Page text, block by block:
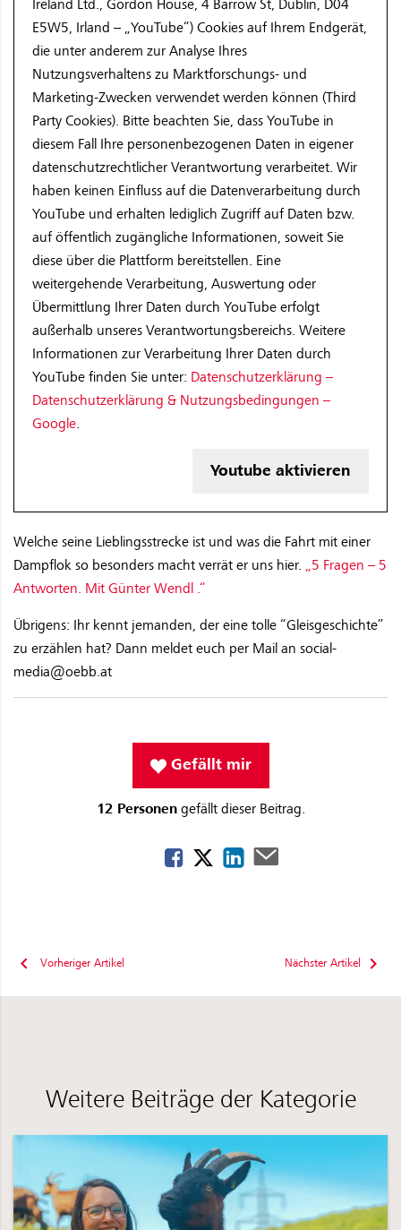
Ireland Ltd., Gordon House, 4 Barrow St, Dublin, D04
E5W5, Irland – „YouTube“) Cookies auf Ihrem Endgerät,
die unter anderem zur Analyse Ihres
Nutzungsverhaltens zu Marktforschungs- und
Marketing-Zwecken verwendet werden können (Third
Party Cookies). Bitte beachten Sie, dass YouTube in
diesem Fall Ihre personenbezogenen Daten in eigener
datenschutzrechtlicher Verantwortung verarbeitet. Wir
haben keinen Einfluss auf die Datenverarbeitung durch
YouTube und erhalten lediglich Zugriff auf Daten bzw.
auf öffentlich zugängliche Informationen, soweit Sie
diese über die Plattform bereitstellen. Eine
weitergehende Verarbeitung, Auswertung oder
Übermittlung Ihrer Daten durch YouTube erfolgt
außerhalb unseres Verantwortungsbereichs. Weitere
Informationen zur Verarbeitung Ihrer Daten durch
YouTube finden Sie unter: Datenschutzerklärung –
Datenschutzerklärung & Nutzungsbedingungen –
Google.
Youtube aktivieren
Welche seine Lieblingsstrecke ist und was die Fahrt mit einer
Dampflok so besonders macht verrät er uns hier. „5 Fragen – 5
Antworten. Mit Günter Wendl .“
Übrigens: Ihr kennt jemanden, der eine tolle “Gleisgeschichte”
zu erzählen hat? Dann meldet euch per Mail an social-
media@oebb.at
Gefällt mir
12 Personengefällt dieser Beitrag.
Vorheriger Artikel Nächster Artikel
Weitere Beiträge der Kategorie